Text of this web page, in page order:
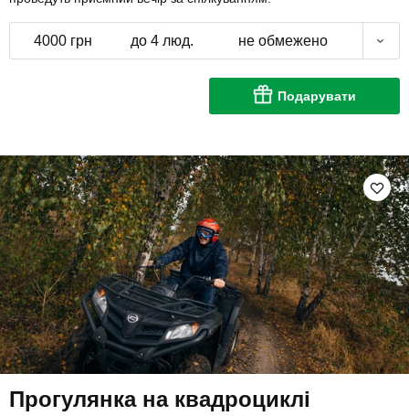
4000 грн до 4 люд. не обмежено
Подарувати
Прогулянка на квадроциклі